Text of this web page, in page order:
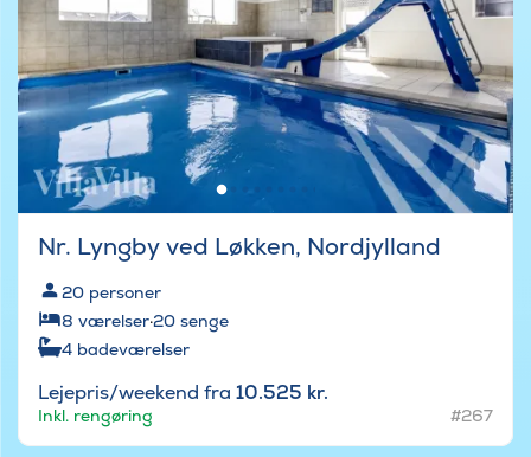
Nr. Lyngby ved Løkken, Nordjylland
20 personer
8 værelser·20 senge
4 badeværelser
Lejepris/weekend fra 10.525 kr.
Inkl. rengøring #267